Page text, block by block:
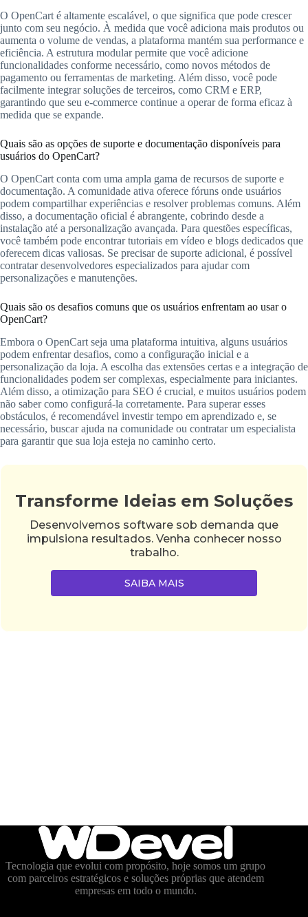
O OpenCart é altamente escalável, o que significa que pode crescer
junto com seu negócio. À medida que você adiciona mais produtos ou
aumenta o volume de vendas, a plataforma mantém sua performance e
eficiência. A estrutura modular permite que você adicione
funcionalidades conforme necessário, como novos métodos de
pagamento ou ferramentas de marketing. Além disso, você pode
facilmente integrar soluções de terceiros, como CRM e ERP,
garantindo que seu e-commerce continue a operar de forma eficaz à
medida que se expande.
Quais são as opções de suporte e documentação disponíveis para
usuários do OpenCart?
O OpenCart conta com uma ampla gama de recursos de suporte e
documentação. A comunidade ativa oferece fóruns onde usuários
podem compartilhar experiências e resolver problemas comuns. Além
disso, a documentação oficial é abrangente, cobrindo desde a
instalação até a personalização avançada. Para questões específicas,
você também pode encontrar tutoriais em vídeo e blogs dedicados que
oferecem dicas valiosas. Se precisar de suporte adicional, é possível
contratar desenvolvedores especializados para ajudar com
personalizações e manutenções.
Quais são os desafios comuns que os usuários enfrentam ao usar o
OpenCart?
Embora o OpenCart seja uma plataforma intuitiva, alguns usuários
podem enfrentar desafios, como a configuração inicial e a
personalização da loja. A escolha das extensões certas e a integração de
funcionalidades podem ser complexas, especialmente para iniciantes.
Além disso, a otimização para SEO é crucial, e muitos usuários podem
não saber como configurá-la corretamente. Para superar esses
obstáculos, é recomendável investir tempo em aprendizado e, se
necessário, buscar ajuda na comunidade ou contratar um especialista
para garantir que sua loja esteja no caminho certo.
Transforme Ideias em Soluções
Desenvolvemos software sob demanda que
impulsiona resultados. Venha conhecer nosso
trabalho.
SAIBA MAIS
Tecnologia que evolui com propósito, hoje somos um grupo
com parceiros estratégicos e soluções próprias que atendem
empresas em todo o mundo.